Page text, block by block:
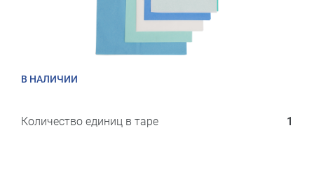
В НАЛИЧИИ
Количество единиц в таре 1